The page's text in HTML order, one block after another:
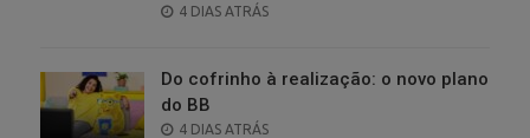
POSTED
4 DIAS ATRÁS
Do cofrinho à realização: o novo plano
do BB
POSTED
4 DIAS ATRÁS